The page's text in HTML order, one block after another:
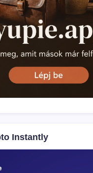
Instantly